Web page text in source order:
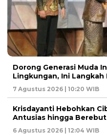
Dorong Generasi Muda
Lingkungan, Ini
7 Agustus 2026 | 10:20 WIB
Krisdayanti Hebohkan
Antusias hingga
6 Agustus 2026 | 12:04 WIB